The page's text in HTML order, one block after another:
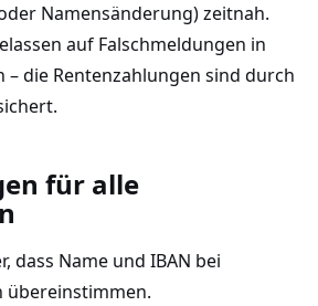
Namensänderung) zeitnah.
auf Falschmeldungen in
– die Rentenzahlungen sind durch
für alle
dass Name und IBAN bei
übereinstimmen.